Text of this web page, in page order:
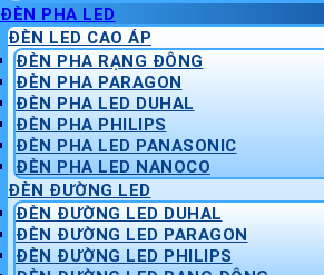
ĐÈN PHA LED
ĐÈN LED CAO ÁP
ĐÈN PHA RẠNG ĐÔNG
ĐÈN PHA PARAGON
ĐÈN PHA LED DUHAL
ĐÈN PHA PHILIPS
ĐÈN PHA LED PANASONIC
ĐÈN PHA LED NANOCO
ĐÈN ĐƯỜNG LED
ĐÈN ĐƯỜNG LED DUHAL
ĐÈN ĐƯỜNG LED PARAGON
ĐÈN ĐƯỜNG LED PHILIPS